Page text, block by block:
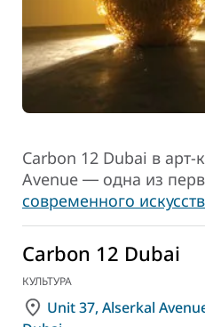
Carbon 12 Dubai в арт-
Avenue ― одна из
современного
Carbon 12 Dubai
КУЛЬТУРА
Unit 37, Alserkal